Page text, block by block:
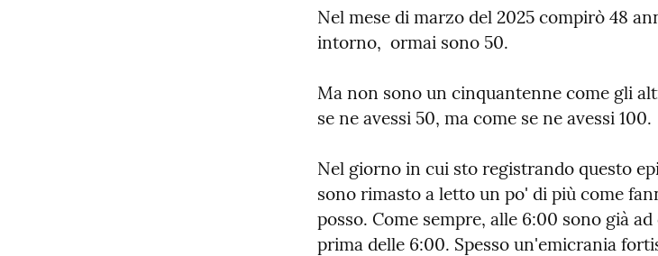
Nel mese di marzo del 2025 compirò 48
intorno,  ormai sono 50.
Ma non sono un cinquantenne come gli
se ne avessi 50, ma come se ne avessi 100.
Nel giorno in cui sto registrando questo
sono rimasto a letto un po' di più come
posso. Come sempre, alle 6:00 sono già
prima delle 6:00. Spesso un'emicrania